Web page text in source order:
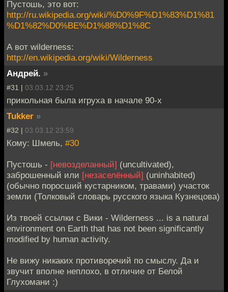
Пустошь, это вот:
http://ru.wikipedia.org/wiki/%D0%9F%D1%83%D1%81
%D1%82%D0%BE%D1%88%D1%8C
А вот wilderness:
http://en.wikipedia.org/wiki/Wilderness
Андрей. »
#31 | 03.03.12 23:25
прикольная была игруха в начале 90-х
Tukker »
#32 | 03.03.12 23:59
Кому: Шмель, #30
Пустошь - [невозделанный] (uncultivated),
заброшенный или [незаселённый] (uninhabited)
(обычно поросший кустарником, травами) участок
земли (Толковый словарь русского языка Кузнецова)
Из твоей ссылки с Вики - Wilderness ... is a natural
environment on Earth that has not been significantly
modified by human activity.
Не вижу никаких противоречий по смыслу. Да и
звучит вполне неплохо, в отличие от Белой
Глухомани :)